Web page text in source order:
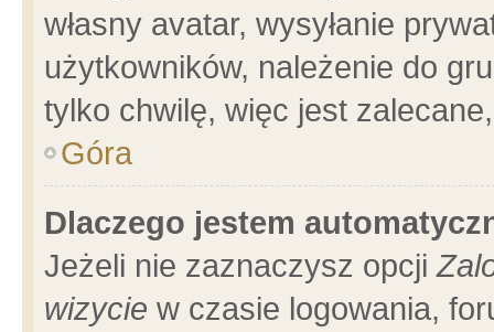
własny avatar, wysyłanie
użytkowników, należenie do
tylko chwilę, więc jest
Góra
Dlaczego jestem
Jeżeli nie zaznaczysz opcji
wizycie w czasie logowania,